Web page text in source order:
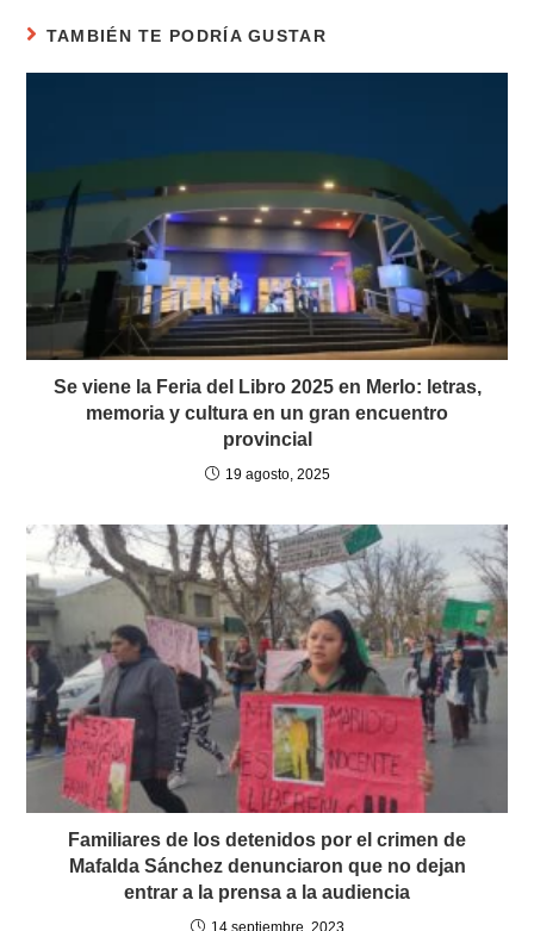
TAMBIÉN TE PODRÍA GUSTAR
Se viene la Feria del Libro 2025 en Merlo: letras,
memoria y cultura en un gran encuentro
provincial
19 agosto, 2025
Familiares de los detenidos por el crimen de
Mafalda Sánchez denunciaron que no dejan
entrar a la prensa a la audiencia